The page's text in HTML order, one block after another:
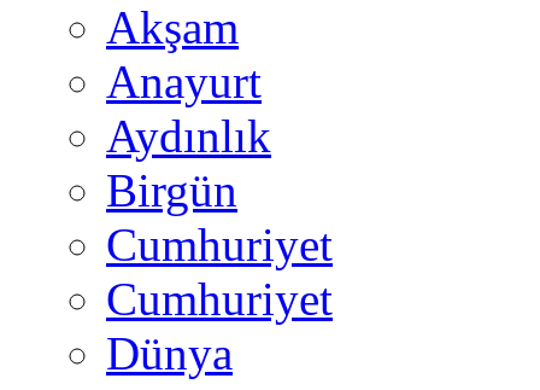
Akşam
Anayurt
Aydınlık
Birgün
Cumhuriyet
Cumhuriyet
Dünya